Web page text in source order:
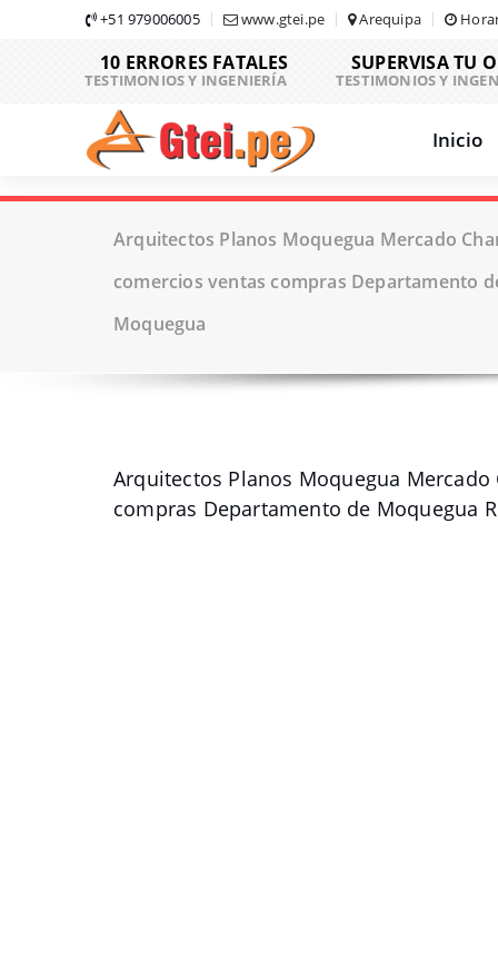
+51 979006005 www.gtei.pe Arequipa
10 ERRORES FATALES
TESTIMONIOS Y INGENIERÍA
SUPERVISA TU
TESTIMONIOS Y
Inicio
Arquitectos Planos Moquegua Mercado
comercios ventas compras Departamento
Moquegua
Arquitectos Planos Moquegua
compras Departamento de Moquegua